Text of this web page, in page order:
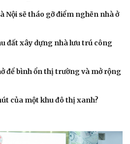
Nội sẽ tháo gỡ điểm nghẽn nhà ở
đất xây dựng nhà lưu trú công
để bình ổn thị trường và mở rộng
của một khu đô thị xanh?